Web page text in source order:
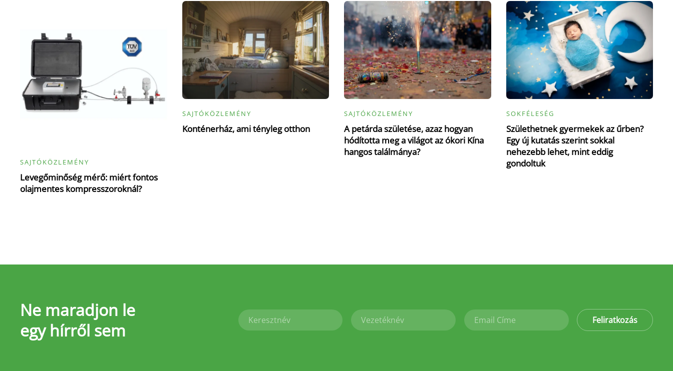
SAJTÓKÖZLEMÉNY
Levegőminőség mérő: miért fontos
olajmentes kompresszoroknál?
SAJTÓKÖZLEMÉNY
Konténerház, ami tényleg otthon
SAJTÓKÖZLEMÉNY
A petárda születése, azaz hogyan
hódította meg a világot az ókori Kína
hangos találmánya?
SOKFÉLESÉG
Születhetnek gyermekek az űrben?
Egy új kutatás szerint sokkal
nehezebb lehet, mint eddig
gondoltuk
Ne maradjon le
egy hírről sem
Feliratkozás